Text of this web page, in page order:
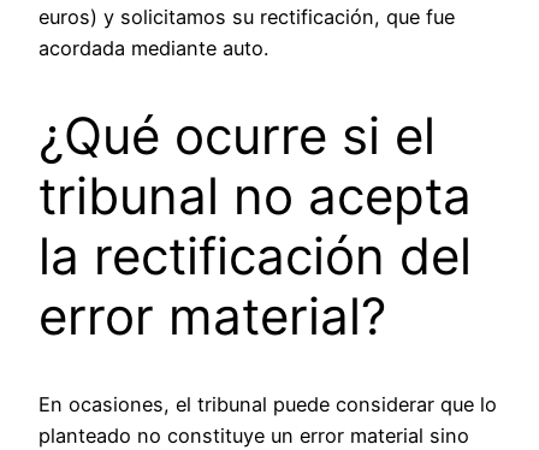
euros) y solicitamos su rectificación, que fue
acordada mediante auto.
¿Qué ocurre si el
tribunal no acepta
la rectificación del
error material?
En ocasiones, el tribunal puede considerar que lo
planteado no constituye un error material sino